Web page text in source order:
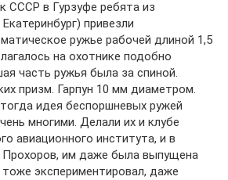
СССР в Гурзуфе ребята из
привезли
ружье рабочей длиной 1,5
на охотнике подобно
часть ружья была за спиной.
призм. Гарпун 10 мм диаметром.
идея беспоршневых ружей
многими. Делали их и клубе
авиационного института, и в
им даже была выпущена
экспериментировал, даже